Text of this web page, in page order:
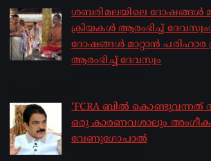
ശബരിമലയിലെ ദോഷങ്ങൾ
ക്രിയകൾ ആരംഭിച്ച്
ദോഷങ്ങൾ മാറ്റാൻ പരിഹാര
ആരംഭിച്ച് ദേവസ്വം
‘FCRA ബിൽ കൊണ്ടുവന്നത്
ഒരു കാരണവശാലും
വേണു​ഗോപാൽ